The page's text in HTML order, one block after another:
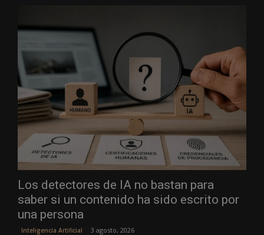
Los detectores de IA no bastan para
saber si un contenido ha sido escrito por
una persona
Inteligencia Artificial 3 agosto, 2026